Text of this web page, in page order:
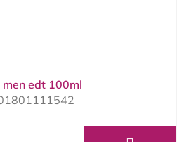
men edt 100ml